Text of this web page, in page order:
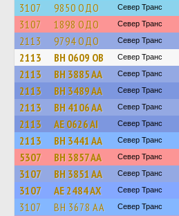
3107 9850 ОДО Север Транс
3107 1898 ОДО Север Транс
2113 9794 ОДО Север Транс
2113 BH 0609 OB Север Транс
2113 BH 3885 AA Север Транс
2113 BH 3489 AA Север Транс
2113 BH 4106 AA Север Транс
2113 AE 0626 AI Север Транс
2113 BH 3441 AA Север Транс
5307 BH 3857 AA Север Транс
3107 BH 3851 AA Север Транс
3107 AE 2484 AX Север Транс
3107 BH 3678 AA Север Транс